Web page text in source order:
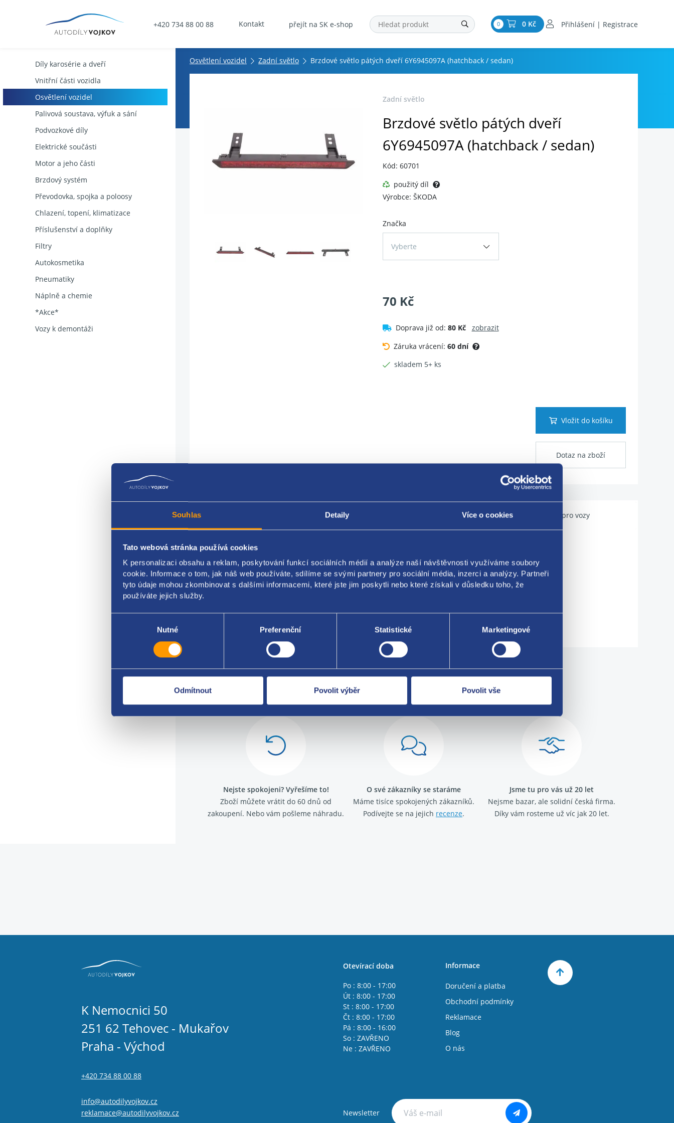
Souhlas Detaily Více o cookies
Tato webová stránka používá cookies
K personalizaci obsahu a reklam, poskytování funkcí sociálních médií a analýze naší návštěvnosti využíváme soubory
cookie. Informace o tom, jak náš web používáte, sdílíme se svými partnery pro sociální média, inzerci a analýzy. Partneři
tyto údaje mohou zkombinovat s dalšími informacemi, které jste jim poskytli nebo které získali v důsledku toho, že
používáte jejich služby.
Nutné Preferenční Statistické Marketingové
Odmítnout Povolit výběr Povolit vše
+420 734 88 00 88 Kontakt přejít na SK e-shop 0 0 Kč Přihlášení | Registrace
Díly karosérie a dveří
Vnitřní části vozidla
Osvětlení vozidel
Palivová soustava, výfuk a sání
Podvozkové díly
Elektrické součásti
Motor a jeho části
Brzdový systém
Převodovka, spojka a poloosy
Chlazení, topení, klimatizace
Příslušenství a doplňky
Filtry
Autokosmetika
Pneumatiky
Náplně a chemie
*Akce*
Vozy k demontáži
Osvětlení vozidel Zadní světlo Brzdové světlo pátých dveří 6Y6945097A (hatchback / sedan)
Zadní světlo
Brzdové světlo pátých dveří
6Y6945097A (hatchback / sedan)
Kód: 60701
použitý díl
Výrobce: ŠKODA
Značka
Vyberte
70 Kč
Doprava již od: 80 Kč
zobrazit
Záruka vrácení: 60 dní
skladem 5+ ks
Vložit do košíku
Dotaz na zboží
Použitelné pro vozy
umístění: horní
škoda original: 6Y6945097A
Za kvalitu ručíme!
Nejste spokojeni? Vyřešíme to!
Zboží můžete vrátit do 60 dnů od
zakoupení. Nebo vám pošleme náhradu.
O své zákazníky se staráme
Máme tisíce spokojených zákazníků.
Podívejte se na jejich recenze.
Jsme tu pro vás už 20 let
Nejsme bazar, ale solidní česká firma.
Díky vám rosteme už víc jak 20 let.
K Nemocnici 50
251 62 Tehovec - Mukařov
Praha - Východ
+420 734 88 00 88
info@autodilyvojkov.cz
reklamace@autodilyvojkov.cz
Otevírací doba
Po : 8:00 - 17:00
Út : 8:00 - 17:00
St : 8:00 - 17:00
Čt : 8:00 - 17:00
Pá : 8:00 - 16:00
So : ZAVŘENO
Ne : ZAVŘENO
Informace
Doručení a platba
Obchodní podmínky
Reklamace
Blog
O nás
Newsletter